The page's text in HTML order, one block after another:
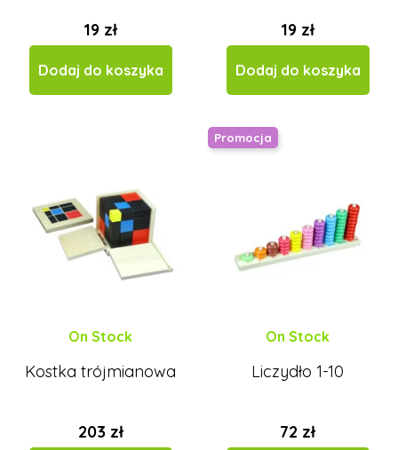
19 zł
Dodaj do koszyka
19 zł
Dodaj do koszyka
On Stock
Kostka trójmianowa
203 zł
Promocja
On Stock
Liczydło 1-10
72 zł